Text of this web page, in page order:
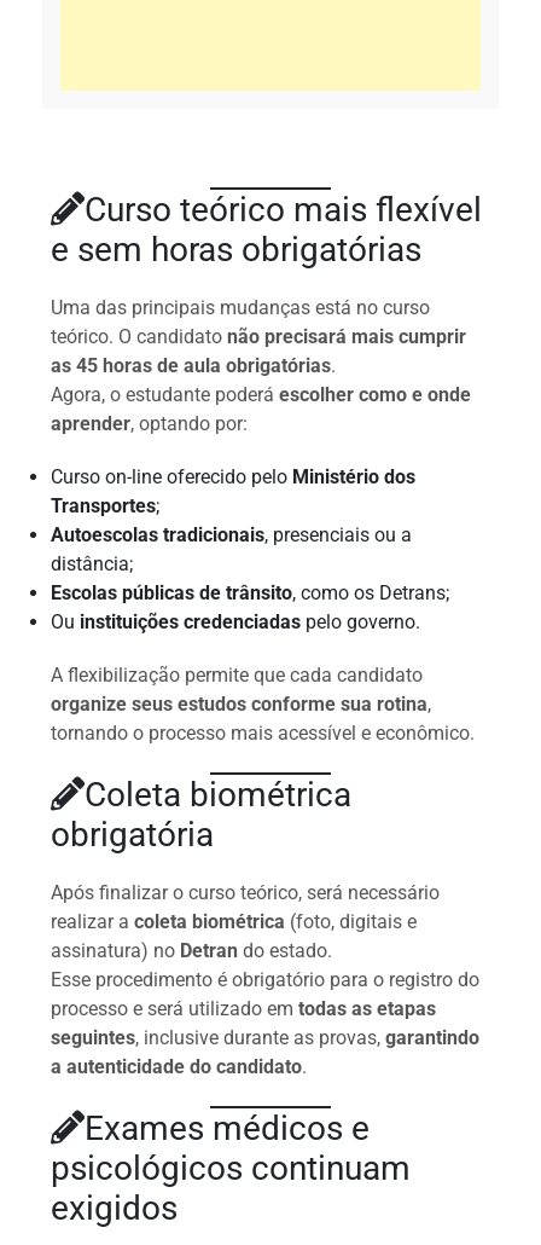
Curso teórico mais flexível
e sem horas obrigatórias
Uma das principais mudanças está no curso
teórico. O candidatonão precisará mais cumprir
as 45 horas de aula obrigatórias.
Agora, o estudante poderáescolher como e onde
aprender, optando por:
Curso on-line oferecido pelo Ministério dos
Transportes;
Autoescolas tradicionais, presenciais ou a
distância;
Escolas públicas de trânsito, como os Detrans;
Ou instituições credenciadas pelo governo.
A flexibilização permite que cada candidato
organize seus estudos conforme sua rotina,
tornando o processo mais acessível e econômico.
Coleta biométrica
obrigatória
Após finalizar o curso teórico, será necessário
realizar acoleta biométrica (foto, digitais e
assinatura) no Detran do estado.
Esse procedimento é obrigatório para o registro do
processo e será utilizado emtodas as etapas
seguintes, inclusive durante as provas,garantindo
a autenticidade do candidato.
Exames médicos e
psicológicos continuam
exigidos